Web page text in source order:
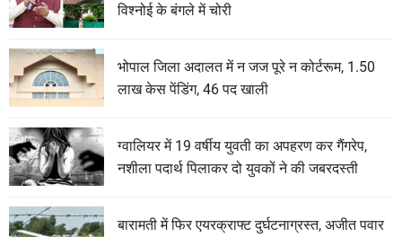
विश्नोई के बंगले में चोरी
भोपाल जिला अदालत में न जज पूरे न कोर्टरूम, 1.50
लाख केस पेंडिंग, 46 पद खाली
ग्वालियर में 19 वर्षीय युवती का अपहरण कर गैंगरेप,
नशीला पदार्थ पिलाकर दो युवकों ने की जबरदस्ती
बारामती में फिर एयरक्राफ्ट दुर्घटनाग्रस्त, अजीत पवार